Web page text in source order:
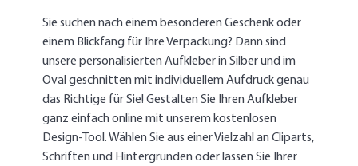
Sie suchen nach einem besonderen Geschenk oder
einem Blickfang für Ihre Verpackung? Dann sind
unsere personalisierten Aufkleber in Silber und im
Oval geschnitten mit individuellem Aufdruck genau
das Richtige für Sie! Gestalten Sie Ihren Aufkleber
ganz einfach online mit unserem kostenlosen
Design-Tool. Wählen Sie aus einer Vielzahl an Cliparts,
Schriften und Hintergründen oder lassen Sie Ihrer